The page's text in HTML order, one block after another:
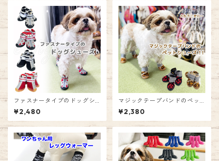
ファスナータイプのドッグシ
ューズ 犬 ペット ドッグ ラバ
ーシューズ ペットシューズ メ
ッシュ ノーマル ゴム底 靴 シ
策 4個セット エミリースタイ
ル emilystyle
¥2,480
マジックテープバンドのペッ
トシューズ 犬 ペット ドッグ
ラバーシューズ ドッグシュー
ズ ゴム底 靴 シューズ お出か
セット エミリースタイル emil
ystyle
¥2,380